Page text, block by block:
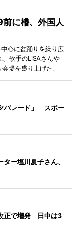
に櫓、外国人
心に盆踊りを繰り広
歌手のLiSAさんや
場を盛り上げた。
パレード」 スポー
ター塩川夏子さん、
正で増発 日中は3